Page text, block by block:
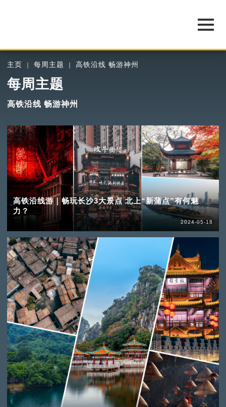
主页 每周主题 高铁沿线 畅游神州
每周主题
高铁沿线 畅游神州
高铁沿线游｜畅玩长沙3大景点 北上“新蒲点”有何魅
力？
2024-05-18